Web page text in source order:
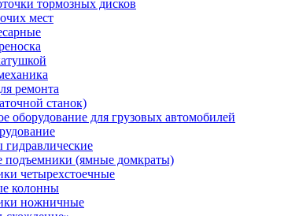
тормозных дисков
мест
ремонта
станок)
оборудование для грузовых автомобилей
гидравлические
подъемники (ямные домкраты)
четырехстоечные
колонны
ножничные